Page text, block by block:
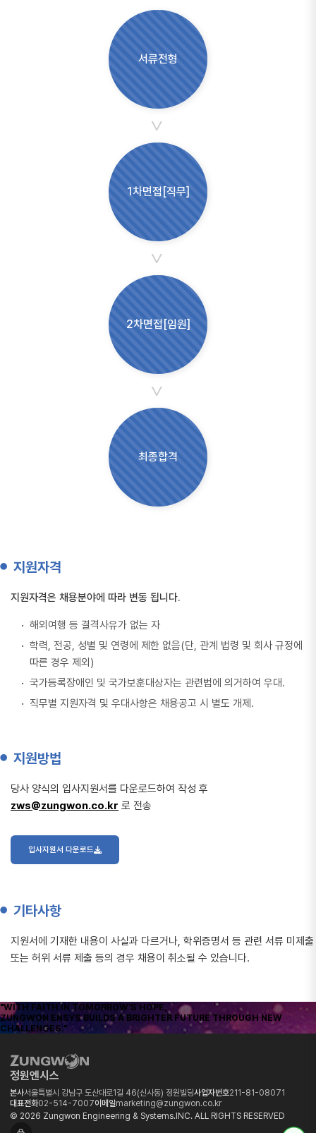
서류전형
>
1차면접[직무]
>
2차면접[임원]
>
최종합격
지원자격
지원자격은 채용분야에 따라 변동 됩니다.
해외여행 등 결격사유가 없는 자
학력, 전공, 성별 및 연령에 제한 없음(단, 관계 법령 및 회사 규정에
따른 경우 제외)
국가등록장애인 및 국가보훈대상자는 관련법에 의거하여 우대.
직무별 지원자격 및 우대사항은 채용공고 시 별도 개제.
지원방법
당사 양식의 입사지원서를 다운로드하여 작성 후
zws@zungwon.co.kr 로 전송
입사지원서 다운로드
기타사항
지원서에 기재한 내용이 사실과 다르거나, 학위증명서 등 관련 서류 미제출
또는 허위 서류 제출 등의 경우 채용이 취소될 수 있습니다.
"WITH FAITH IN TOMORROW'S HOPE,
ZUNGWON ENSYS BUILDS A BRIGHTER FUTURE THROUGH NEW
CHALLENGES."
정원엔시스
본사서울특별시 강남구 도산대로1길 46(신사동) 정원빌딩사업자번호211-81-08071
대표전화02-514-7007이메일marketing@zungwon.co.kr
© 2026 Zungwon Engineering & Systems.INC. ALL RIGHTS RESERVED